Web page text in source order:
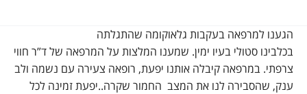
הגענו למרפאה בעקבות גלאוקומה שהתגלתה
בכלבינו סטולי בעיו ימין. שמענו המלצות על המרפאה של ד”ר חווי
צרפתי. במרפאה קיבלה אותנו יפעת, רופאה צעירה עם נשמה ולב
ענק, שהסבירה לנו את המצב החמור שקרה..יפעת זמינה לכל